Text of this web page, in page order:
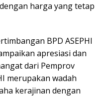
harga yang tetap
BPD ASEPHI
apresiasi dan
dari Pemprov
merupakan wadah
kerajinan dengan